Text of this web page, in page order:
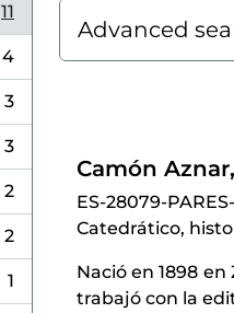
11
4
3
3
2
2
1
Advanced
Camón
ES-28079-
Catedrático,
Nació en 1898
trabajó con la